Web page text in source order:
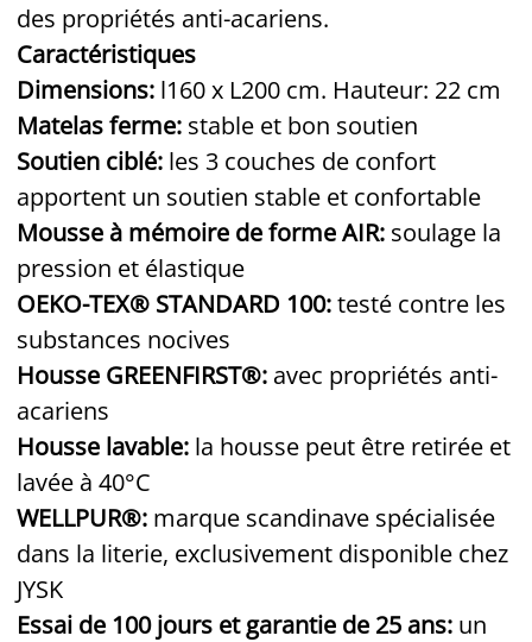
des propriétés anti-acariens.
Caractéristiques
Dimensions: l160 x L200 cm. Hauteur: 22 cm
Matelas ferme: stable et bon soutien
Soutien ciblé: les 3 couches de confort
apportent un soutien stable et confortable
Mousse à mémoire de forme AIR: soulage la
pression et élastique
OEKO-TEX® STANDARD 100:testé contre les
substances nocives
Housse GREENFIRST®: avec propriétés anti-
acariens
Housse lavable: la housse peut être retirée et
lavée à 40°C
WELLPUR®: marque scandinave spécialisée
dans la literie, exclusivement disponible chez
JYSK
Essai de 100 jours et garantie de 25 ans: un